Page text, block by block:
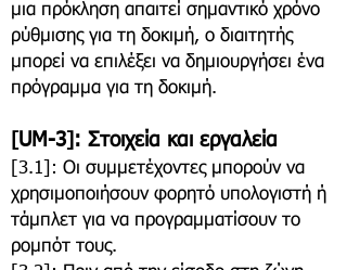
μια πρόκληση απαιτεί σημαντικό χρόνο
ρύθμισης για τη δοκιμή, ο διαιτητής
μπορεί να επιλέξει να δημιουργήσει ένα
πρόγραμμα για τη δοκιμή.
[UM-3]: Στοιχεία και εργαλεία
[3.1]: Οι συμμετέχοντες μπορούν να
χρησιμοποιήσουν φορητό υπολογιστή ή
τάμπλετ για να προγραμματίσουν το
ρομπότ τους.